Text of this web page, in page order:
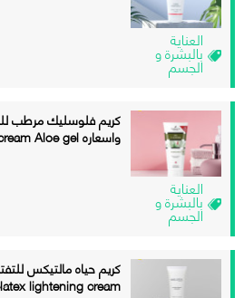
العناية
بالبشرة و
الجسم
العناية
بالبشرة و
الجسم
كريم فلوسليك مرطب
واسعاره floslek cream Aloe gel
lightening cream